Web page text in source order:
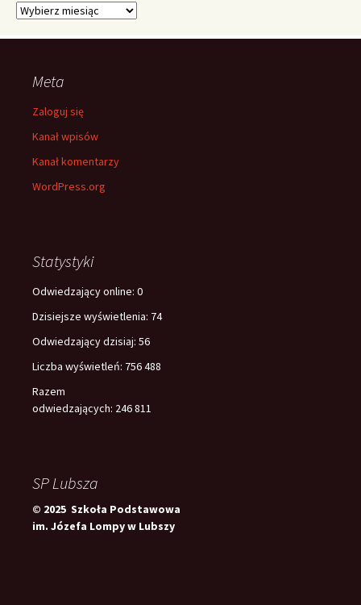
Archiwa
Meta
Zaloguj się
Kanał wpisów
Kanał komentarzy
WordPress.org
Statystyki
Odwiedzający online: 0
Dzisiejsze wyświetlenia: 74
Odwiedzający dzisiaj: 56
Liczba wyświetleń: 756 488
Razem
odwiedzających: 246 811
SP Lubsza
© 2025 Szkoła Podstawowa
im. Józefa Lompy w Lubszy